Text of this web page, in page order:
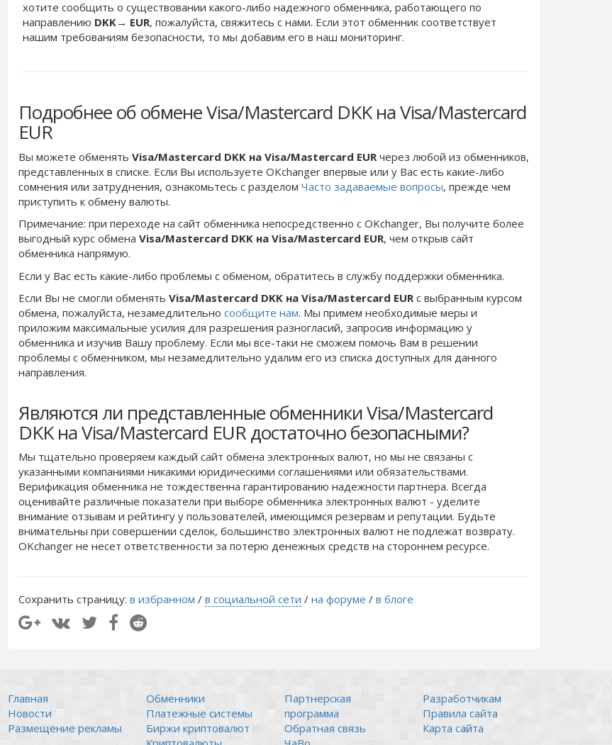
хотите сообщить о существовании какого-либо надежного обменника, работающего по
направлению DKK→ EUR, пожалуйста, свяжитесь с нами. Если этот обменник соответствует
нашим требованиям безопасности, то мы добавим его в наш мониторинг.
Подробнее об обмене Visa/Mastercard DKK на Visa/Mastercard
EUR
Вы можете обменять Visa/Mastercard DKK на Visa/Mastercard EUR через любой из обменников,
представленных в списке. Если Вы используете OKchanger впервые или у Вас есть какие-либо
сомнения или затруднения, ознакомьтесь с разделом Часто задаваемые вопросы, прежде чем
приступить к обмену валюты.
Примечание: при переходе на сайт обменника непосредственно c OKchanger, Вы получите более
выгодный курс обмена Visa/Mastercard DKK на Visa/Mastercard EUR, чем открыв сайт
обменника напрямую.
Если у Вас есть какие-либо проблемы с обменом, обратитесь в службу поддержки обменника.
Если Вы не смогли обменять Visa/Mastercard DKK на Visa/Mastercard EURс выбранным курсом
обмена, пожалуйста, незамедлительно сообщите нам. Мы примем необходимые меры и
приложим максимальные усилия для разрешения разногласий, запросив информацию у
обменника и изучив Вашу проблему. Если мы все-таки не сможем помочь Вам в решении
проблемы c обменником, мы незамедлительно удалим его из списка доступных для данного
направления.
Являются ли представленные обменники Visa/Mastercard
DKK на Visa/Mastercard EUR достаточно безопасными?
Мы тщательно проверяем каждый сайт обмена электронных валют, но мы не связаны c
указанными компаниями никакими юридическими соглашениями или обязательствами.
Верификация обменника не тождественна гарантированию надежности партнера. Всегда
оценивайте различные показатели при выборе обменника электронных валют - уделите
внимание отзывам и рейтингу у пользователей, имеющимся резервам и репутации. Будьте
внимательны при совершении сделок, большинство электронных валют не подлежат возврату.
OKchanger не несет ответственности за потерю денежных средств на стороннем ресурсе.
Сохранить страницу: в избранном / в социальной сети / на форуме / в блоге
Главная
Новости
Размещение рекламы
Обменники
Платежные системы
Биржи криптовалют
Партнерская
программа
Обратная связь
Разработчикам
Правила сайта
Карта сайта